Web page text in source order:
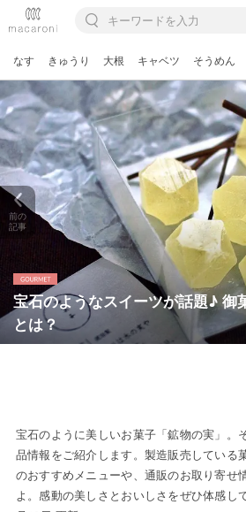
なす きゅうり 大根 キャベツ そうめん
宝石のようなスイーツが話題♪ 御
とは？
前の
記事
宝石のように美しいお菓子「鉱物の実」。
品情報をご紹介します。製造販売している
のおすすめメニューや、通販のお取り寄せ
よ。感動の美しさとおいしさをぜひ体感し